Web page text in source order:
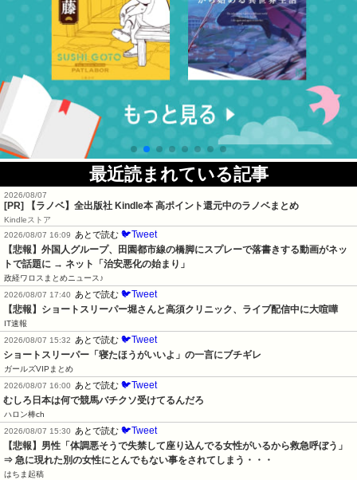
最近読まれている記事
2026/08/07
[PR] 【ラノベ】全出版社 Kindle本 高ポイント還元中のラノベまとめ
Kindleストア
2026/08/07 16:09
あとで読む 🐦Tweet
【悲報】外国人グループ、田園都市線の橋脚にスプレーで落書きする動画がネッ
トで話題に → ネット「治安悪化の始まり」
政経ワロスまとめニュース♪
2026/08/07 17:40
あとで読む 🐦Tweet
【悲報】ショートスリーパー堀さんと高須クリニック、ライブ配信中に大喧嘩
IT速報
2026/08/07 15:32
あとで読む 🐦Tweet
ショートスリーパー「寝たほうがいいよ」の一言にブチギレ
ガールズVIPまとめ
2026/08/07 16:00
あとで読む 🐦Tweet
むしろ日本は何で競馬バチクソ受けてるんだろ
ハロン棒ch
2026/08/07 15:30
あとで読む 🐦Tweet
【悲報】男性「体調悪そうで失禁して座り込んでる女性がいるから救急呼ぼう」
⇒ 急に現れた別の女性にとんでもない事をされてしまう・・・
はちま起稿